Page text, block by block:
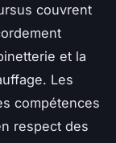
couvrent
et la
Les
compétences
respect des